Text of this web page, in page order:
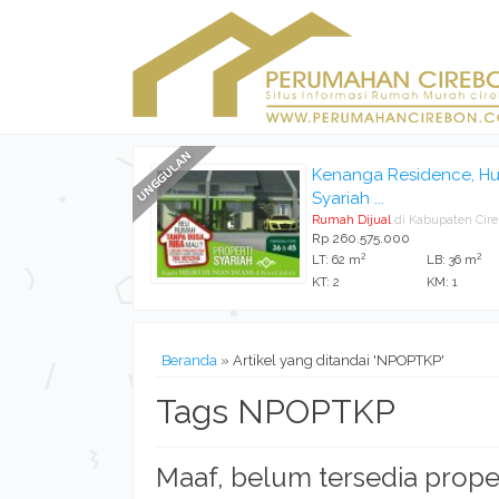
Kenanga Residence,
Syariah ...
Rumah Dijual di Kabupaten
Rp 260.575.000
LT: 62 m2 LB: 36 m2
KT: 2 KM: 1
Beranda » Artikel yang ditandai 'NPOPTKP'
Tags NPOPTKP
Maaf, belum tersedia